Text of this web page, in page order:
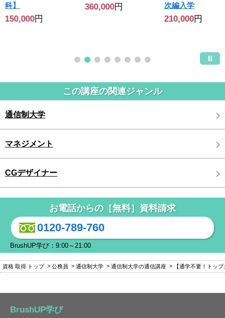
科】
150,000円
360,000円
次編入学
210,000円
この講座の関連ジャンル
通信制大学
マネジメント
CGデザイナー
お電話からの［無料］資料請求
0120-789-760
BrushUP学び：9:00～21:00
資格 取得 トップ 公務員 通信制大学 通信制大学の通信講座 【通学不要！トッ
BrushUP学び